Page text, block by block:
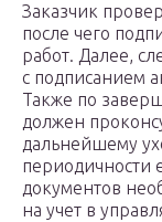
Заказчик
после чего
работ. Далее,
с подписанием
Также по
должен
дальнейшему
периодичности
документов
на учет в